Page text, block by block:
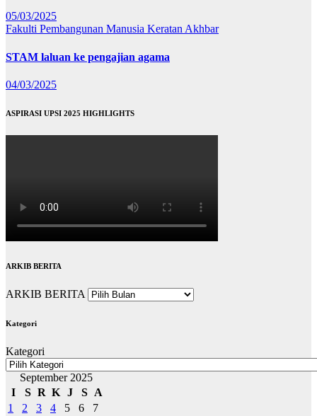
05/03/2025
Fakulti Pembangunan Manusia Keratan Akhbar
STAM laluan ke pengajian agama
04/03/2025
ASPIRASI UPSI 2025 HIGHLIGHTS
ARKIB BERITA
ARKIB BERITA
Kategori
Kategori
September 2025
I
S R K J S
A
1
2 3 4 5 6
7